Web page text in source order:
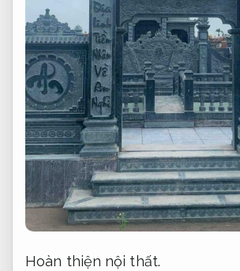
Hoàn thiện nội thất.